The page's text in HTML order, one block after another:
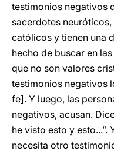
testimonios negativos
sacerdotes
católicos y tienen una
hecho de buscar en
que no son valores
testimonios negativos
fe]. Y luego, las
negativos, acusan.
he visto esto y esto...”.
necesita otro